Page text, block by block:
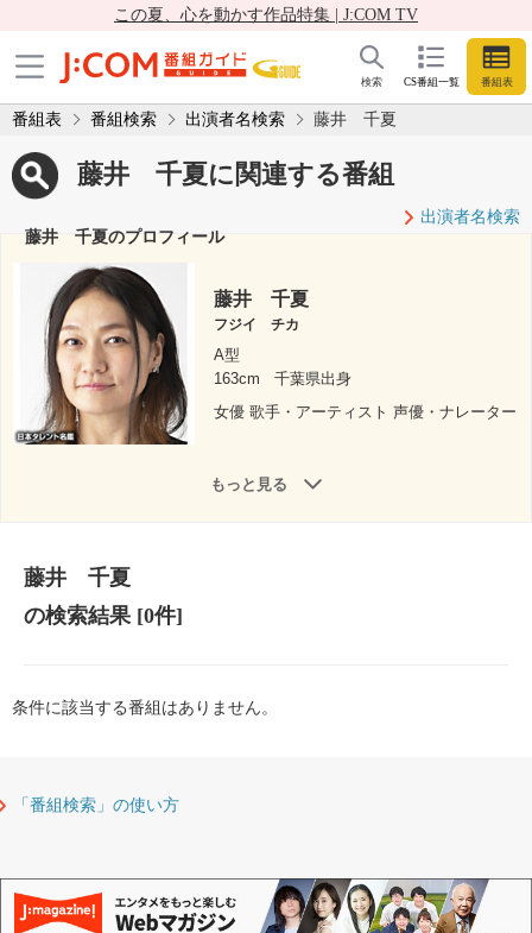
この夏、心を動かす作品特集 | J:COM TV
CS番組一覧 番組表
検索
番組表 番組検索 出演者名検索 藤井 千夏
藤井 千夏に関連する番組
出演者名検索
藤井 千夏のプロフィール
藤井 千夏
フジイ チカ
A型
163cm
千葉県出身
女優 歌手・アーティスト 声優・ナレーター
もっと見る
藤井 千夏
の検索結果[0件]
条件に該当する番組はありません。
「番組検索」の使い方